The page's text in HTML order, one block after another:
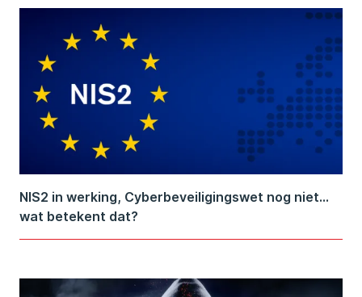
NIS2 in werking, Cyberbeveiligingswet nog niet…
wat betekent dat?